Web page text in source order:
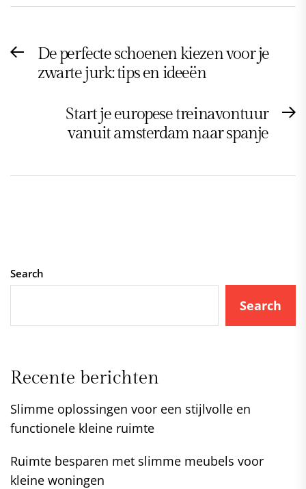
Post
navigation
PreviousDe perfecte schoenen kiezen voor je
zwarte jurk: tips en ideeën
Start je europese treinavontuur
vanuit amsterdam naar spanje
Search
Search
Recente berichten
Slimme oplossingen voor een stijlvolle en
functionele kleine ruimte
Ruimte besparen met slimme meubels voor
kleine woningen